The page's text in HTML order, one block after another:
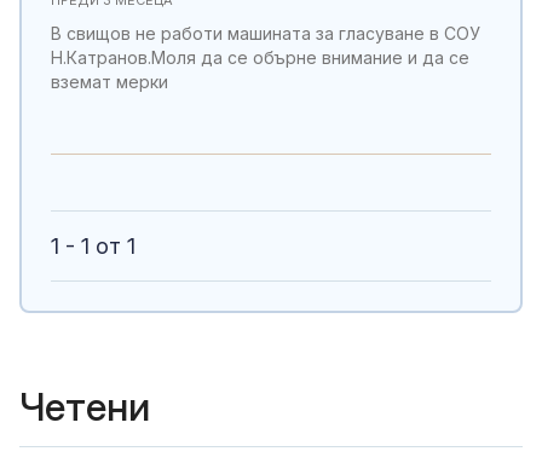
В свищов не работи машината за гласуване в СОУ
Н.Катранов.Моля да се обърне внимание и да се
вземат мерки
1 - 1 от 1
Четени